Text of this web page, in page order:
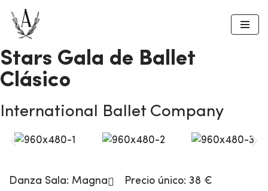
Saltar
al
contenido
Stars Gala de Ballet
Clásico
International Ballet Company
Danza Sala: Magna Precio único: 38 €